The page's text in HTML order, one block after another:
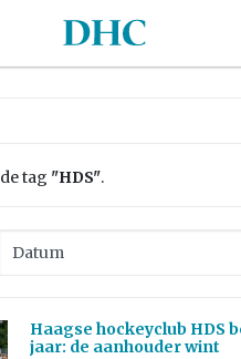
tag "HDS".
Haagse hockeyclub HDS
jaar: de aanhouder wint